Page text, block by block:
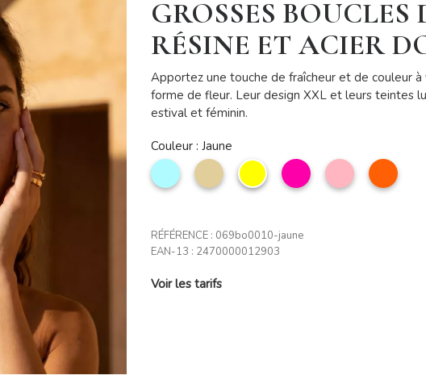
GROSSES BOUCLES
RÉSINE ET ACIER
Apportez une touche de fraîcheur et de couleur
forme de fleur. Leur design XXL et leurs teintes
estival et féminin.
Couleur : Jaune
Bleu
ciel
Vanille Jaune
Rose
profond
Rose
clair
Orange
RÉFÉRENCE : 069bo0010-jaune
EAN-13 : 2470000012903
Voir les tarifs